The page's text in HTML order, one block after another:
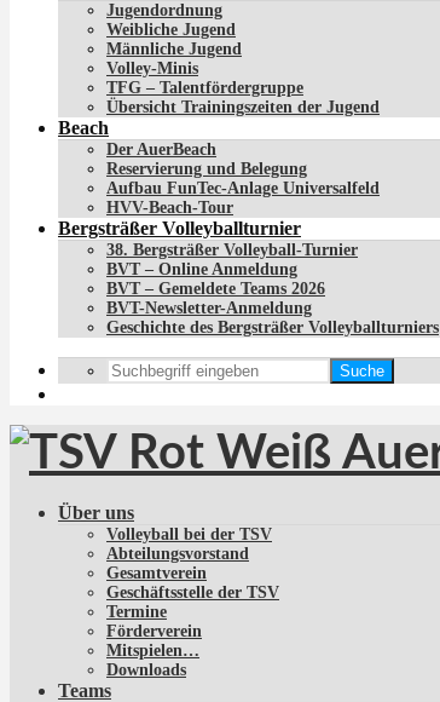
Jugendordnung
Weibliche Jugend
Männliche Jugend
Volley-Minis
TFG – Talentfördergruppe
Übersicht Trainingszeiten der Jugend
Beach
Der AuerBeach
Reservierung und Belegung
Aufbau FunTec-Anlage Universalfeld
HVV-Beach-Tour
Bergsträßer Volleyballturnier
38. Bergsträßer Volleyball-Turnier
BVT – Online Anmeldung
BVT – Gemeldete Teams 2026
BVT-Newsletter-Anmeldung
Geschichte des Bergsträßer Volleyballturniers
Suche
Über uns
Volleyball bei der TSV
Abteilungsvorstand
Gesamtverein
Geschäftsstelle der TSV
Termine
Förderverein
Mitspielen…
Downloads
Teams